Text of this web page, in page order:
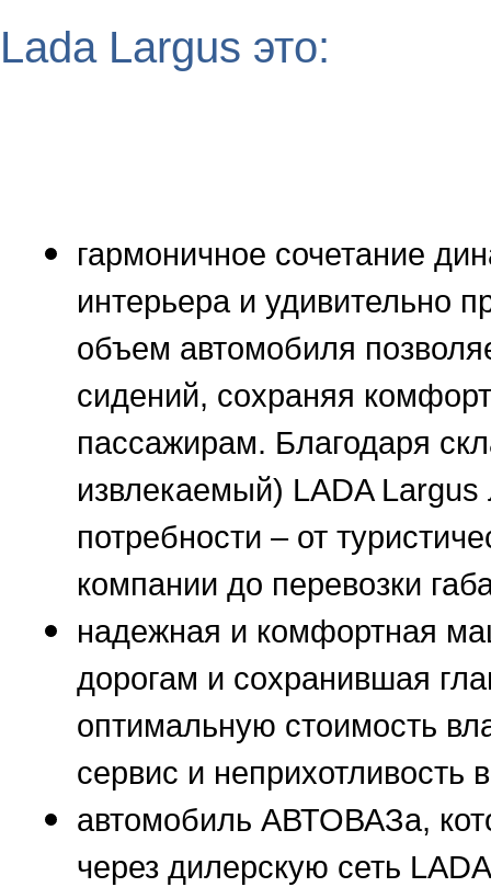
Lada Largus это:
гармоничное сочетание
интерьера и удивительно
объем автомобиля
сидений, сохраняя
пассажирам. Благодаря
извлекаемый) LADA
потребности – от
компании до перевозки
надежная и комфортная
дорогам и сохранившая
оптимальную стоимость
сервис и неприхотливость
автомобиль АВТОВАЗа,
через дилерскую сеть